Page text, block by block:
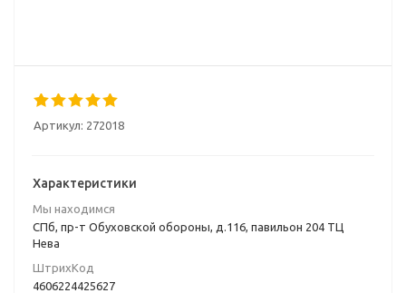
Артикул: 272018
Характеристики
Мы находимся
СПб, пр-т Обуховской обороны, д.116, павильон 204 ТЦ
Нева
ШтрихКод
4606224425627